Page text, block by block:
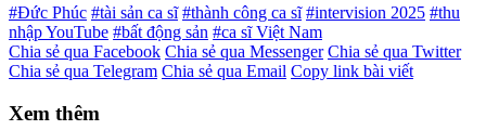
#Đức Phúc #tài sản ca sĩ #thành công ca sĩ #intervision 2025 #thu
nhập YouTube #bất động sản #ca sĩ Việt Nam
Chia sẻ qua Facebook Chia sẻ qua Messenger Chia sẻ qua Twitter
Chia sẻ qua Telegram Chia sẻ qua Email Copy link bài viết
Xem thêm